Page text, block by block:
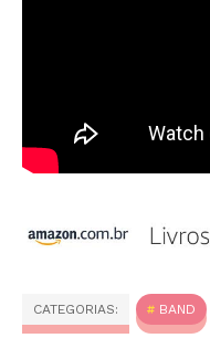
CATEGORIAS: BAND